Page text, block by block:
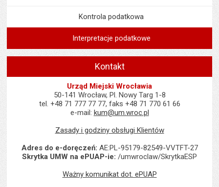
Kontrola podatkowa
Interpretacje podatkowe
Kontakt
Urząd Miejski Wrocławia
50-141 Wrocław, Pl. Nowy Targ 1-8
tel. +48 71 777 77 77, faks +48 71 770 61 66
e-mail: kum@um.wroc.pl
Zasady i godziny obsługi Klientów
Adres do e-doręczeń: AE:PL-95179-82549-VVTFT-27
Skrytka UMW na ePUAP-ie: /umwroclaw/SkrytkaESP
Ważny komunikat dot. ePUAP